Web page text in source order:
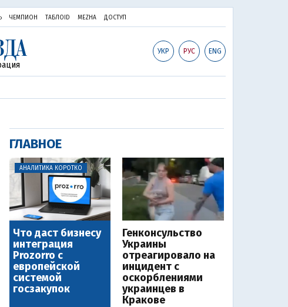
ЧЕМПИОН ТАБЛОID MEZHA ДОСТУП
УКР РУС ENG
ГЛАВНОЕ
АНАЛИТИКА КОРОТКО
Что даст бизнесу
интеграция
Prozorro с
европейской
системой
госзакупок
Генконсульство
Украины
отреагировало на
инцидент с
оскорблениями
украинцев в
Кракове